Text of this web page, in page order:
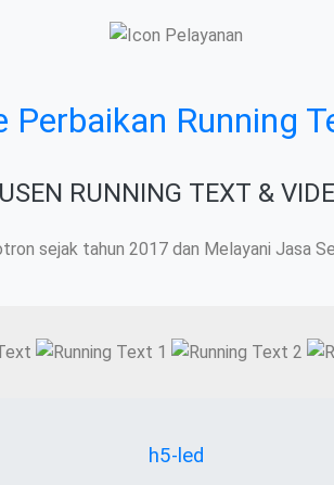
Perbaikan Running
RUNNING TEXT &
sejak tahun 2017 dan Melayani Jasa
h5-led